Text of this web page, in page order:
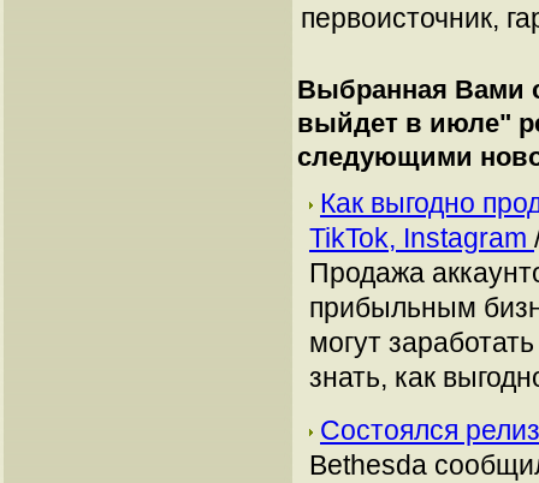
первоисточник,
Выбранная Вами
выйдет в июле"
следующими
Как выгодно
TikTok, Instagram
Продажа
прибыльным
могут
знать, как
Состоялся
Bethesda